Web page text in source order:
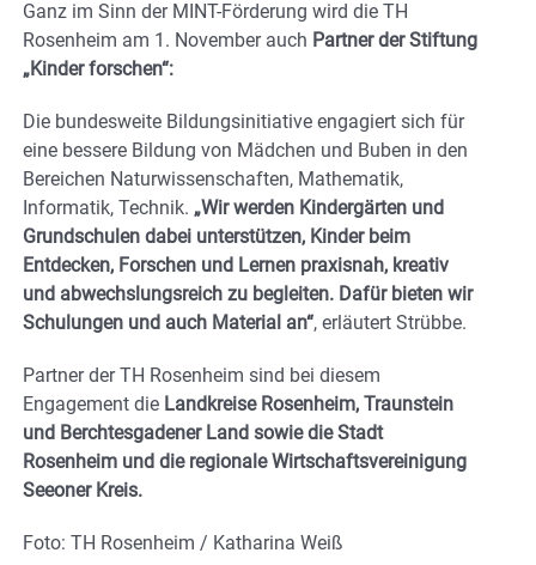
Ganz im Sinn der MINT-Förderung wird die TH
Rosenheim am 1. November auch Partner der Stiftung
„Kinder forschen“:
Die bundesweite Bildungsinitiative engagiert sich für
eine bessere Bildung von Mädchen und Buben in den
Bereichen Naturwissenschaften, Mathematik,
Informatik, Technik. „Wir werden Kindergärten und
Grundschulen dabei unterstützen, Kinder beim
Entdecken, Forschen und Lernen praxisnah, kreativ
und abwechslungsreich zu begleiten. Dafür bieten wir
Schulungen und auch Material an“, erläutert Strübbe.
Partner der TH Rosenheim sind bei diesem
Engagement die Landkreise Rosenheim, Traunstein
und Berchtesgadener Land sowie die Stadt
Rosenheim und die regionale Wirtschaftsvereinigung
Seeoner Kreis.
Foto: TH Rosenheim / Katharina Weiß